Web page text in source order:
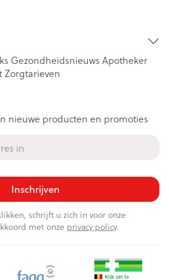
Gezondheidsnieuws Apotheker
Zorgtarieven
nieuwe producten en promoties
Inschrijven
schrijft u zich in voor onze
met onze privacy policy.